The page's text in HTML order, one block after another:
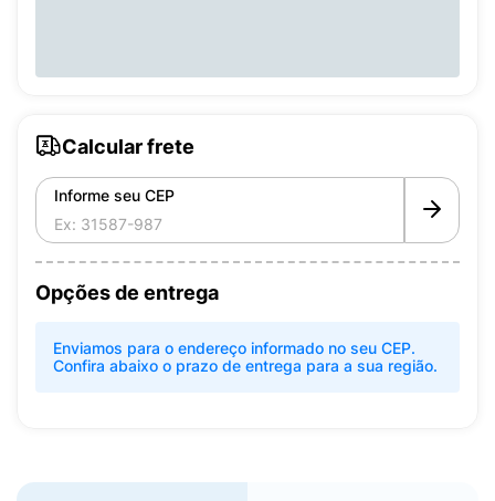
Calcular frete
Informe seu CEP
Opções de entrega
Enviamos para o endereço informado no seu CEP.
Confira abaixo o prazo de entrega para a sua região.